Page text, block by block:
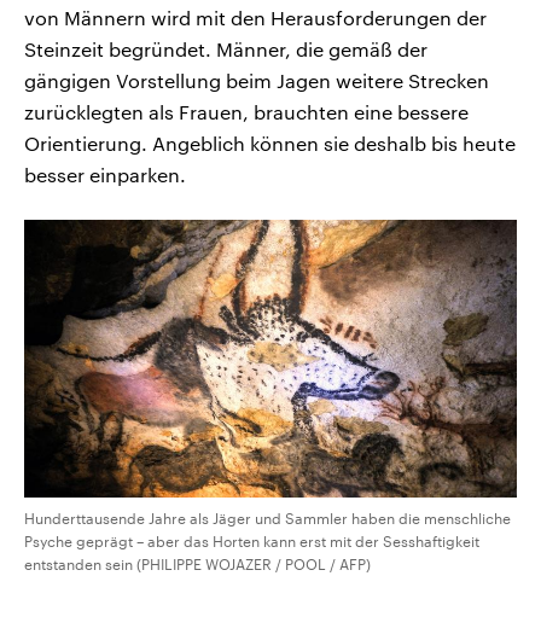
von Männern wird mit den Herausforderungen der
Steinzeit begründet. Männer, die gemäß der
gängigen Vorstellung beim Jagen weitere Strecken
zurücklegten als Frauen, brauchten eine bessere
Orientierung. Angeblich können sie deshalb bis heute
besser einparken.
Hunderttausende Jahre als Jäger und Sammler haben die menschliche
Psyche geprägt – aber das Horten kann erst mit der Sesshaftigkeit
entstanden sein (PHILIPPE WOJAZER / POOL / AFP)